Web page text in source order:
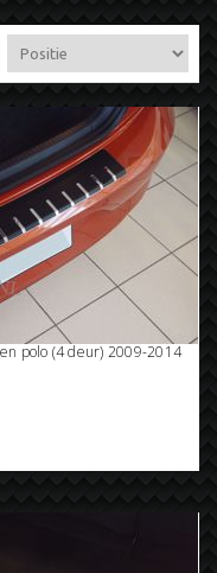
polo (4 deur) 2009-2014